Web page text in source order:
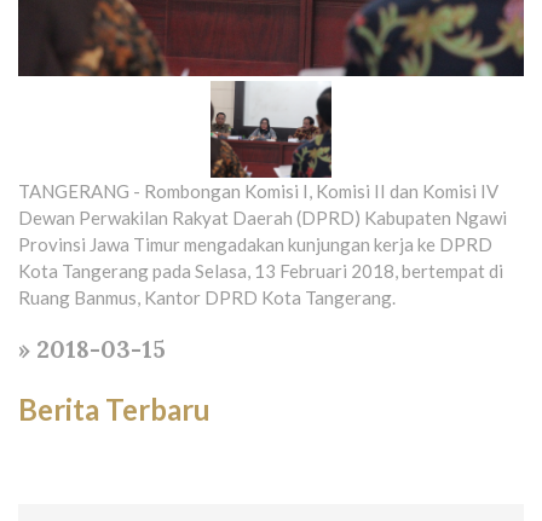
TANGERANG - Rombongan Komisi I, Komisi II dan Komisi IV
Dewan Perwakilan Rakyat Daerah (DPRD) Kabupaten Ngawi
Provinsi Jawa Timur mengadakan kunjungan kerja ke DPRD
Kota Tangerang pada Selasa, 13 Februari 2018, bertempat di
Ruang Banmus, Kantor DPRD Kota Tangerang.
» 2018-03-15
Berita Terbaru